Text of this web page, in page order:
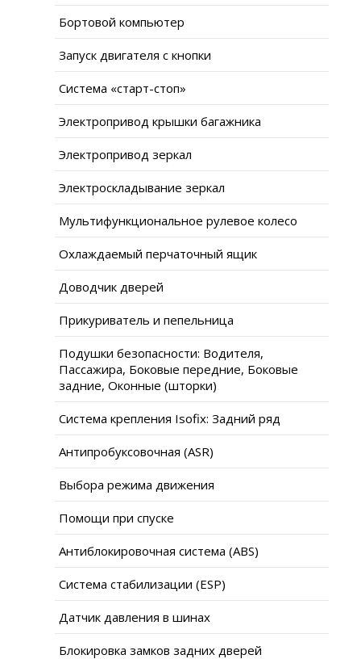
Бортовой компьютер
Запуск двигателя с кнопки
Система «старт-стоп»
Электропривод крышки багажника
Электропривод зеркал
Электроскладывание зеркал
Мультифункциональное рулевое колесо
Охлаждаемый перчаточный ящик
Доводчик дверей
Прикуриватель и пепельница
Подушки безопасности: Водителя,
Пассажира, Боковые передние, Боковые
задние, Оконные (шторки)
Система крепления Isofix: Задний ряд
Антипробуксовочная (ASR)
Выбора режима движения
Помощи при спуске
Антиблокировочная система (ABS)
Система стабилизации (ESP)
Датчик давления в шинах
Блокировка замков задних дверей